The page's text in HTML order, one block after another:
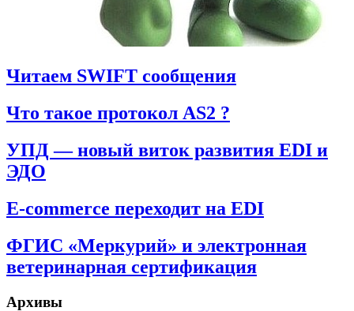
Читаем SWIFT сообщения
Что такое протокол AS2 ?
УПД — новый виток развития EDI и
ЭДО
E-commerce переходит на EDI
ФГИС «Меркурий» и электронная
ветеринарная сертификация
Архивы